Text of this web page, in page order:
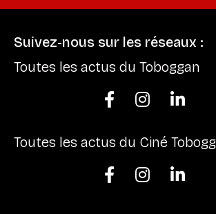
Suivez-nous sur les réseaux :
Toutes les actus du Toboggan

 
Toutes les actus du Ciné

 